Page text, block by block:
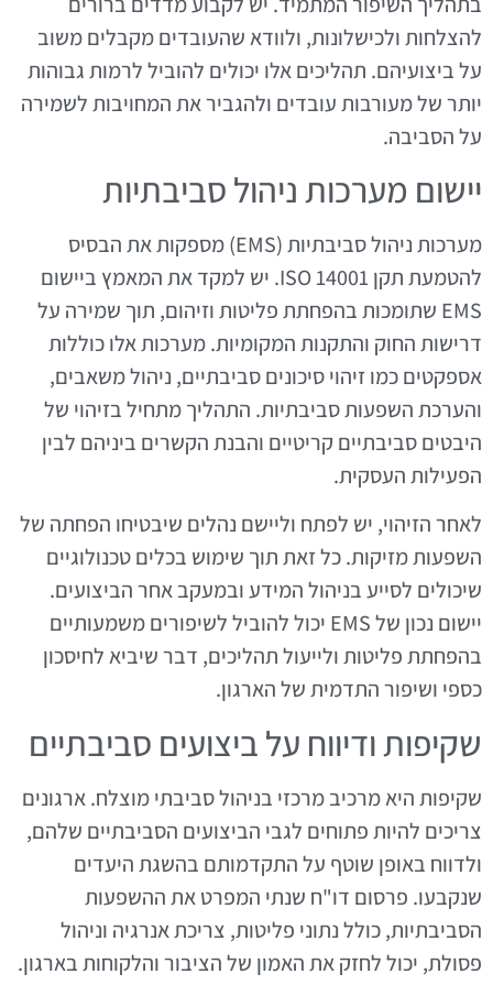
להצלחות ולכישלונות, ולוודא שהעובדים מקבלים משוב
על ביצועיהם. תהליכים אלו יכולים להוביל לרמות גבוהות
יותר של מעורבות עובדים ולהגביר את המחויבות לשמירה
על הסביבה.
יישום מערכות ניהול סביבתיות
מערכות ניהול סביבתיות (EMS) מספקות את הבסיס
להטמעת תקן ISO 14001. יש למקד את המאמץ ביישום
EMS שתומכות בהפחתת פליטות וזיהום, תוך שמירה על
דרישות החוק והתקנות המקומיות. מערכות אלו כוללות
אספקטים כמו זיהוי סיכונים סביבתיים, ניהול משאבים,
והערכת השפעות סביבתיות. התהליך מתחיל בזיהוי של
היבטים סביבתיים קריטיים והבנת הקשרים ביניהם לבין
הפעילות העסקית.
לאחר הזיהוי, יש לפתח וליישם נהלים שיבטיחו הפחתה של
השפעות מזיקות. כל זאת תוך שימוש בכלים טכנולוגיים
שיכולים לסייע בניהול המידע ובמעקב אחר הביצועים.
יישום נכון של EMS יכול להוביל לשיפורים משמעותיים
בהפחתת פליטות ולייעול תהליכים, דבר שיביא לחיסכון
כספי ושיפור התדמית של הארגון.
שקיפות ודיווח על ביצועים סביבתיים
שקיפות היא מרכיב מרכזי בניהול סביבתי מוצלח. ארגונים
צריכים להיות פתוחים לגבי הביצועים הסביבתיים שלהם,
ולדווח באופן שוטף על התקדמותם בהשגת היעדים
שנקבעו. פרסום דו"ח שנתי המפרט את ההשפעות
הסביבתיות, כולל נתוני פליטות, צריכת אנרגיה וניהול
פסולת, יכול לחזק את האמון של הציבור והלקוחות בארגון.